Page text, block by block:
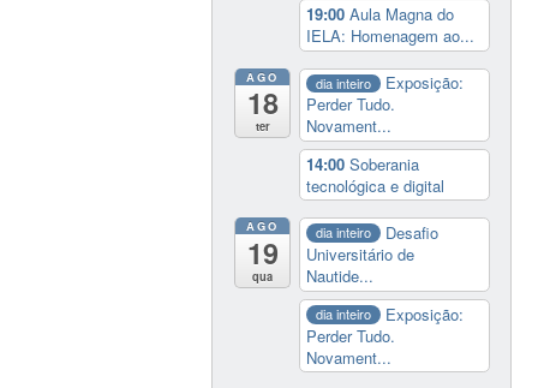
19:00Aula Magna do
IELA: Homenagem ao...
AGO
18
ter
dia inteiro
Exposição:
Perder Tudo.
Novament...
14:00Soberania
tecnológica e digital
AGO
19
qua
dia inteiro
Desafio
Universitário de
Nautide...
dia inteiro
Exposição:
Perder Tudo.
Novament...